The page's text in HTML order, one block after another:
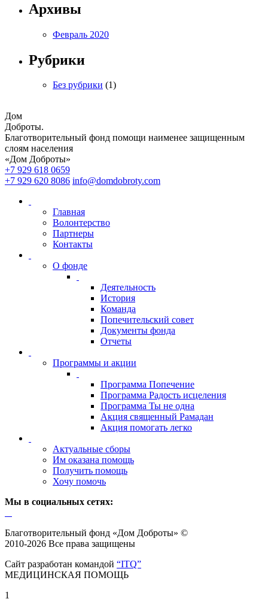
Архивы
Февраль 2020
Рубрики
Без рубрики (1)
Дом
Доброты.
Благотворительный фонд помощи наименее защищенным
слоям населения
«Дом Доброты»
+7 929 618 0659
+7 929 620 8086 info@domdobroty.com
Главная
Волонтерство
Партнеры
Контакты
О фонде
Деятельность
История
Команда
Попечительский совет
Документы фонда
Отчеты
Программы и акции
Программа Попечение
Программа Радость исцеления
Программа Ты не одна
Акция священный Рамадан
Акция помогать легко
Актуальные сборы
Им оказана помощь
Получить помощь
Хочу помочь
Мы в социальных сетях:
Благотворительный фонд «Дом Доброты» ©
2010-2026 Все права защищены
Сайт разработан командой “ITQ”
МЕДИЦИНСКАЯ ПОМОЩЬ
1